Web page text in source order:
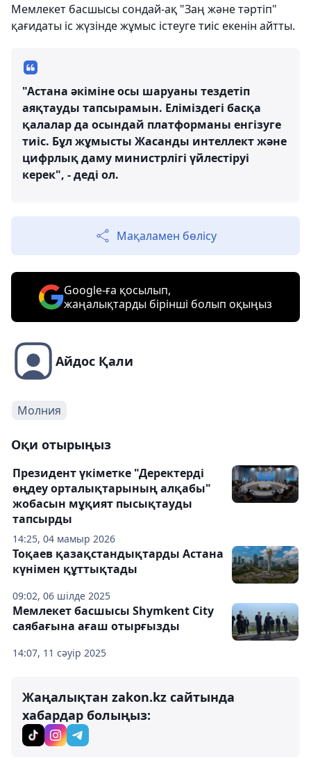
Мемлекет басшысы сондай-ақ "Заң және тәртіп"
қағидаты іс жүзінде жұмыс істеуге тиіс екенін айтты.
"Астана әкіміне осы шаруаны тездетіп
аяқтауды тапсырамын. Еліміздегі басқа
қалалар да осындай платформаны енгізуге
тиіс. Бұл жұмысты Жасанды интеллект және
цифрлық даму министрлігі үйлестіруі
керек", - деді ол.
Мақаламен бөлісу
Google-ға қосылып,
жаңалықтарды бірінші болып оқыңыз
Айдос Қали
Молния
Оқи отырыңыз
14:25, 04 мамыр 2026
Президент үкіметке "Деректерді
өңдеу орталықтарының алқабы"
жобасын мұқият пысықтауды
тапсырды
09:02, 06 шілде 2025
Тоқаев қазақстандықтарды Астана
күнімен құттықтады
14:07, 11 сәуір 2025
Мемлекет басшысы Shymkent City
саябағына ағаш отырғызды
Жаңалықтан zakon.kz сайтында
хабардар болыңыз: